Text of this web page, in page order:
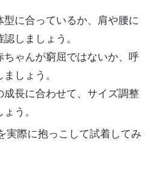
型に合っているか、肩や腰に
しましょう。
ちゃんが窮屈ではないか、呼
しょう。
成長に合わせて、サイズ調整
う。
実際に抱っこして試着してみ